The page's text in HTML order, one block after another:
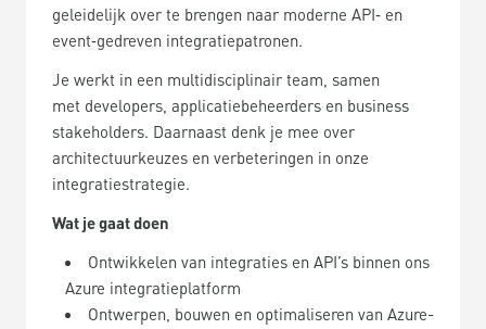
geleidelijk over te brengen naar moderne API‑ en
event‑gedreven integratiepatronen.
Je werkt in een multidisciplinair team, samen
met developers, applicatiebeheerders en business
stakeholders. Daarnaast denk je mee over
architectuurkeuzes en verbeteringen in onze
integratiestrategie.
Wat je gaat doen
Ontwikkelen van integraties en API’s binnen ons
Azure integratieplatform
Ontwerpen, bouwen en optimaliseren van Azure-